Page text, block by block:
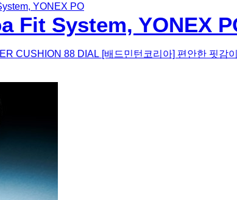
Fit System, YONEX
CUSHION 88 DIAL [배드민턴코리아] 편안한 핏